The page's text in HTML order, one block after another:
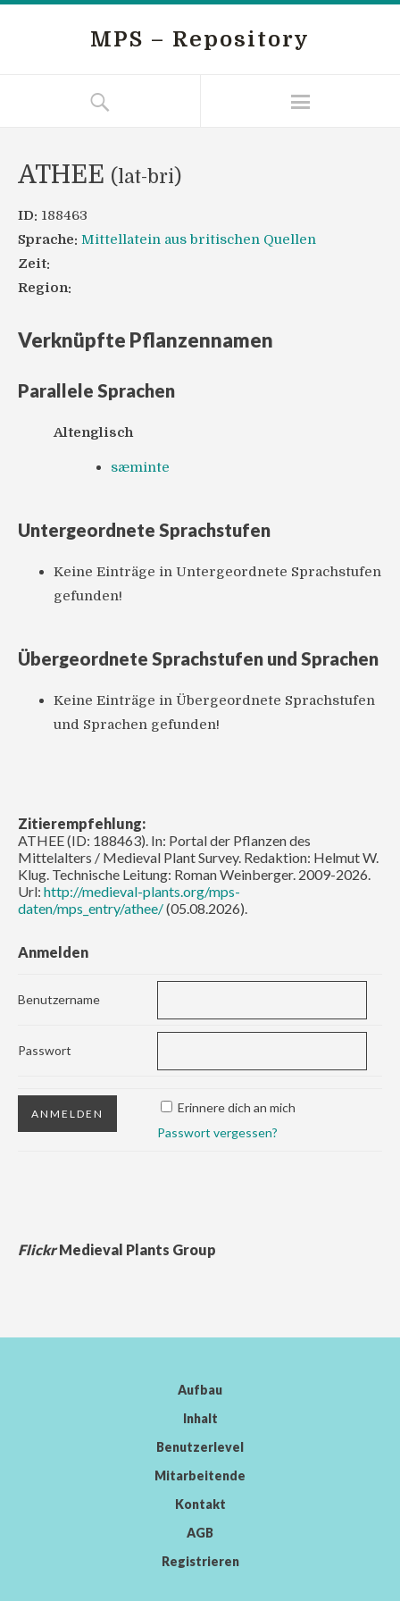
MPS – Repository
ATHEE (lat-bri)
ID: 188463
Sprache: Mittellatein aus britischen Quellen
Zeit:
Region:
Verknüpfte Pflanzennamen
Parallele Sprachen
Altenglisch
sæminte
Untergeordnete Sprachstufen
Keine Einträge in Untergeordnete Sprachstufen
gefunden!
Übergeordnete Sprachstufen und Sprachen
Keine Einträge in Übergeordnete Sprachstufen
und Sprachen gefunden!
Zitierempfehlung:
ATHEE (ID: 188463). In: Portal der Pflanzen des
Mittelalters / Medieval Plant Survey. Redaktion: Helmut W.
Klug. Technische Leitung: Roman Weinberger. 2009-2026.
Url: http://medieval-plants.org/mps-
daten/mps_entry/athee/(05.08.2026).
Anmelden
Benutzername
Passwort
Erinnere dich an mich
Passwort vergessen?
FlickrMedieval Plants Group
Aufbau
Inhalt
Benutzerlevel
Mitarbeitende
Kontakt
AGB
Registrieren